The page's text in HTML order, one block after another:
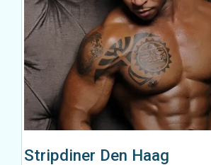
Stripdiner Den Haag